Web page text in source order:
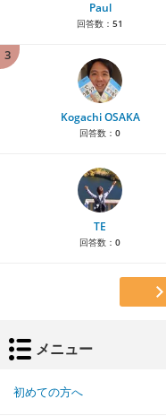
Paul
回答数： 51
3
Kogachi OSAKA
回答数： 0
TE
回答数： 0
メニュー
初めての方へ